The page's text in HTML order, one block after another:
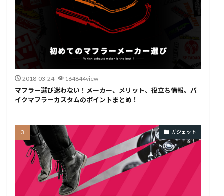
2018-03-24 164844view
マフラー選び迷わない！メーカー、メリット、役立ち情報。バ
イクマフラーカスタムのポイントまとめ！
ガジェット